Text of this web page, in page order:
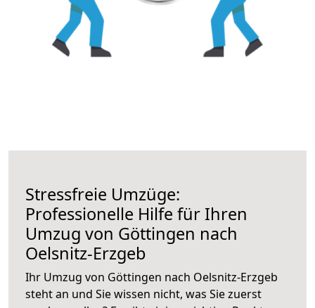
Stressfreie Umzüge:
Professionelle Hilfe für Ihren
Umzug von Göttingen nach
Oelsnitz-Erzgeb
Ihr Umzug von Göttingen nach Oelsnitz-Erzgeb
steht an und Sie wissen nicht, was Sie zuerst